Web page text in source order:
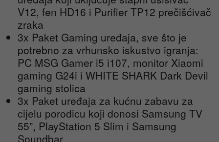
V12, fen HD16 i Purifier TP12 prečišćivač
zraka
3x Paket Gaming uređaja, sve što je
potrebno za vrhunsko iskustvo igranja:
PC MSG Gamer i5 i107, monitor Xiaomi
gaming G24i i WHITE SHARK Dark Devil
gaming stolica
3x Paket uređaja za kućnu zabavu za
cijelu porodicu koji donosi Samsung TV
55”, PlayStation 5 Slim i Samsung
Soundbar